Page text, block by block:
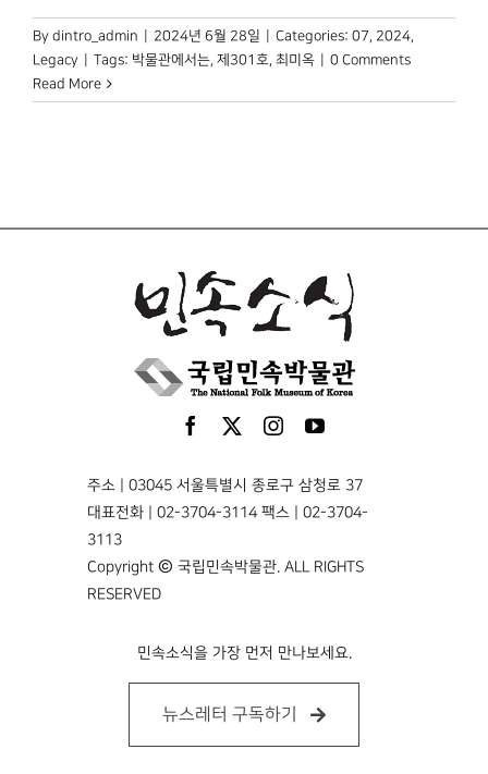
By dintro_admin 2024년 6월 28일 Categories: 07, 2024,
Legacy
Tags: 박물관에서는, 제301호, 최미옥
0 Comments
Read More
주소 | 03045 서울특별시 종로구 삼청로 37
대표전화 | 02-3704-3114 팩스 | 02-3704-
3113
Copyright © 국립민속박물관. ALL RIGHTS
RESERVED
민속소식을 가장 먼저 만나보세요.
뉴스레터 구독하기